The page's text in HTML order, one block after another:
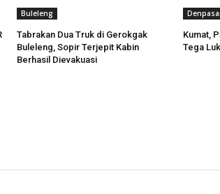
Buleleng
Tabrakan Dua Truk di Gerokgak
Buleleng, Sopir Terjepit Kabin
Berhasil Dievakuasi
Kumat,
Tega